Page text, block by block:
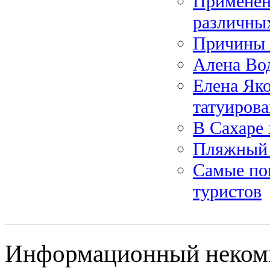
Причины
Алена
Елена
В Сахаре
Пляжный
Самые
туристов
Информационный